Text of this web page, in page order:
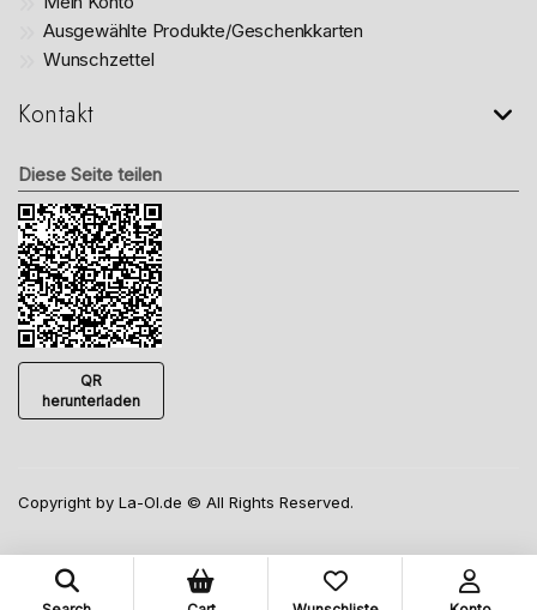
Ausgewählte Produkte/Geschenkkarten
Wunschzettel
Kontakt
Diese Seite teilen
QR
herunterladen
Copyright by La-Ol.de © All Rights Reserved.